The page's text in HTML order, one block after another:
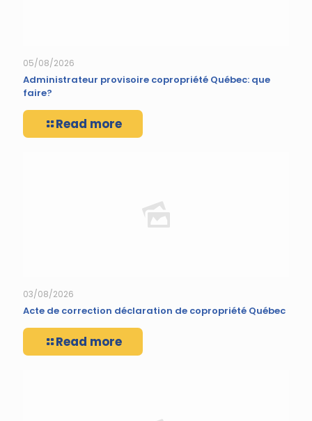
05/08/2026
Administrateur provisoire copropriété Québec: que
faire?
Read more
03/08/2026
Acte de correction déclaration de copropriété Québec
Read more